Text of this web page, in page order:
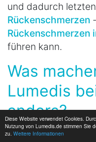
Diese Website verwendet Cookies.
Nutzung von Lumedis.de stimmen Sie
zu. Weitere Informationen
und dadurch
Rückenschmerzen
Rückenschmerzen
führen kann.
Was
Lumedis
anders?